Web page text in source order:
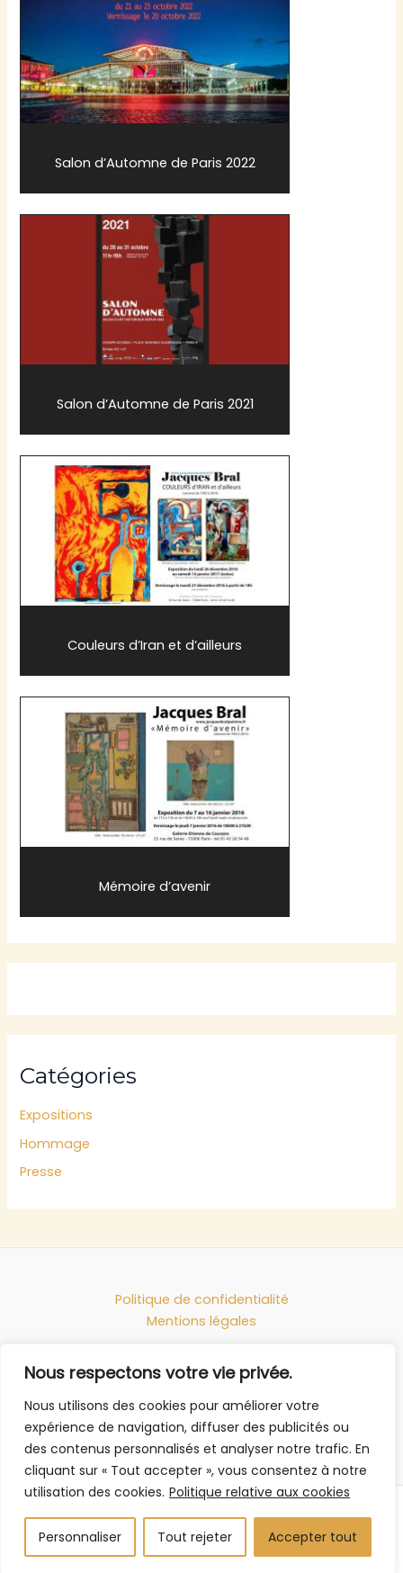
Nous respectons votre vie privée.
Nous utilisons des cookies pour améliorer votre
expérience de navigation, diffuser des publicités ou
des contenus personnalisés et analyser notre trafic. En
cliquant sur « Tout accepter », vous consentez à notre
utilisation des cookies. Politique relative aux cookies
Personnaliser Tout rejeter Accepter tout
Salon d’Automne de Paris 2022
Salon d’Automne de Paris 2021
Couleurs d’Iran et d’ailleurs
Mémoire d’avenir
Catégories
Expositions
Hommage
Presse
Politique de confidentialité
Mentions légales
Jacques Bral Peintre
Le Blog de la peinture
Tchesme, exposition
Jacques Bral Cinéma
Les films noirs